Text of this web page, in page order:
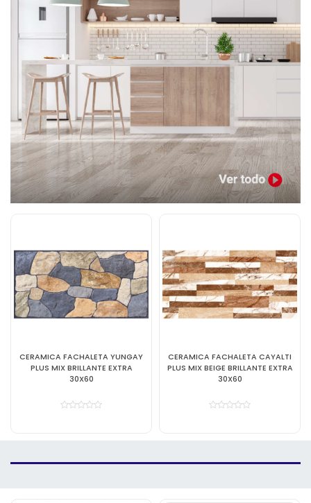
CERAMICA FACHALETA YUNGAY
PLUS MIX BRILLANTE EXTRA
30X60
CERAMICA FACHALETA CAYALTI
PLUS MIX BEIGE BRILLANTE EXTRA
30X60